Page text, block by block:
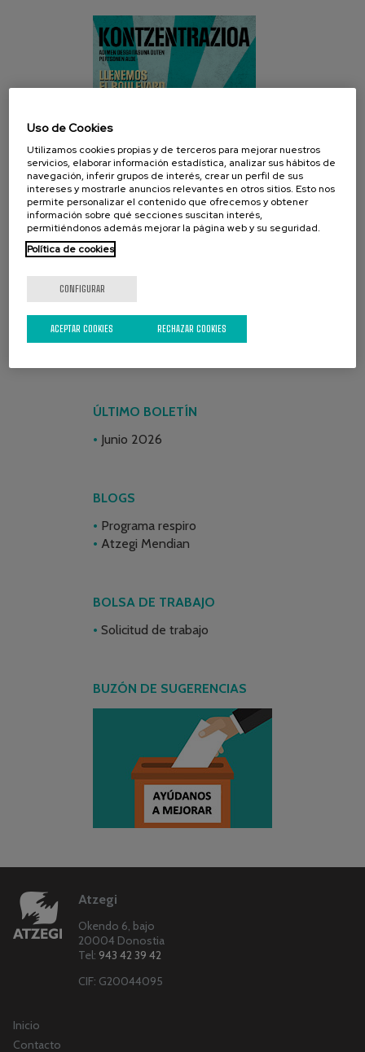
REDES SOCIALES
ÚLTIMO BOLETÍN
Junio 2026
BLOGS
Programa respiro
Atzegi Mendian
BOLSA DE TRABAJO
Solicitud de trabajo
BUZÓN DE SUGERENCIAS
Atzegi
Okendo 6, bajo
20004 Donostia
Tel: 943 42 39 42
CIF: G20044095
Inicio
Contacto
Uso de Cookies
Utilizamos cookies propias y de terceros para mejorar nuestros
servicios, elaborar información estadística, analizar sus hábitos de
navegación, inferir grupos de interés, crear un perfil de sus
intereses y mostrarle anuncios relevantes en otros sitios. Esto nos
permite personalizar el contenido que ofrecemos y obtener
información sobre qué secciones suscitan interés,
permitiéndonos además mejorar la página web y su seguridad.
Política de cookies
CONFIGURAR
RECHAZAR COOKIES
ACEPTAR COOKIES